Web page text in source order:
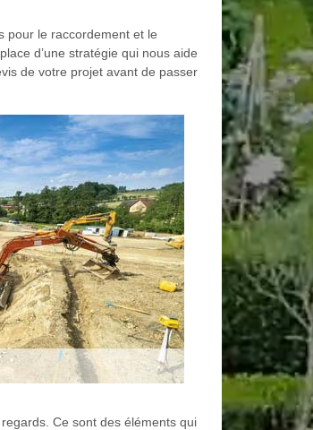
pour le raccordement et le
d’une stratégie qui nous aide
de votre projet avant de passer
Ce sont des éléments qui